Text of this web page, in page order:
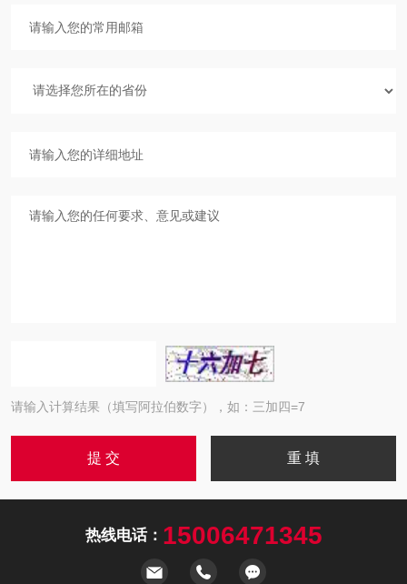
请输入计算结果（填写阿拉伯数字），如：三加四=7
热线电话： 15006471345